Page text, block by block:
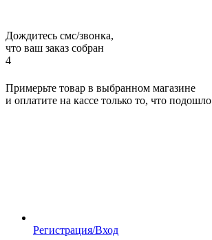
Дождитесь смс/звонка,
что ваш заказ собран
4
Примерьте товар в выбранном магазине
и оплатите на кассе только то, что подошло
Регистрация/Вход